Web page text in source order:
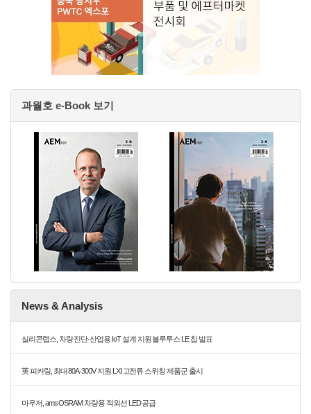
과월호 e-Book 보기
News & Analysis
실리콘랩스, 차량 진단·산업용 IoT 설계 지원 블루투스 LE 칩 발표
英 피커링, 최대 80A·300V 지원 LXI 고전류 스위칭 제품군 출시
마우저, ams OSRAM 차량용 적외선 LED 공급